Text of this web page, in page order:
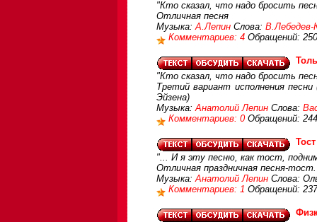
"Кто сказал, что надо бросить
Отличная песня
Музыка:А.Лепин Слова: В.Лебедев-
Комментариев: 4 Обращений:
"Кто сказал, что надо бросить
Третий вариант исполнения
Эйзена)
Музыка:Анатолий Лепин Слова:
Комментариев: 0 Обращений:
"... И я эту песню, как тост,
Отличная праздничная песня-тост.
Музыка:Анатолий Лепин Слова:
Комментариев: 1 Обращений: